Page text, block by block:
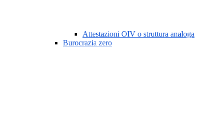
Attestazioni OIV o struttura analoga
Burocrazia zero